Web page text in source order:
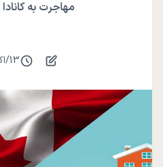
مهاجرت به
13
/